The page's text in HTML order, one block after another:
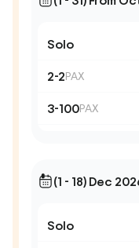
Solo
2-2PAX
3-100PAX
(1 - 18) Dec
Solo